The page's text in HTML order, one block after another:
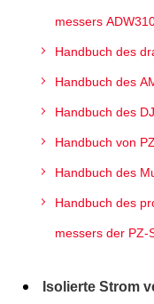
messers
Handbuch des
Handbuch des
Handbuch des
Handbuch von
Handbuch des
Handbuch des
messers der PZ-
Isolierte Strom